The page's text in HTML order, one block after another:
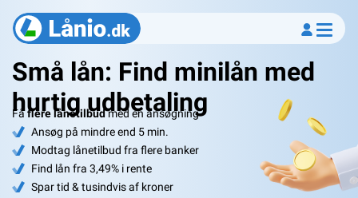
Små lån: Find minilån med
hurtig udbetaling
Fåflere lånetilbudmed én ansøgning
Ansøg på mindre end 5 min.
Modtag lånetilbud fra flere banker
Find lån fra 3,49% i rente
Spar tid & tusindvis af kroner